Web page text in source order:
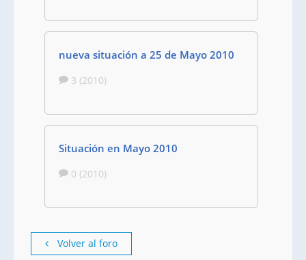
nueva situación a 25 de Mayo 2010
3 (2010)
Situación en Mayo 2010
0 (2010)
Volver al foro